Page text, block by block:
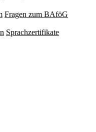
Fragen zum BAföG
Sprachzertifikate